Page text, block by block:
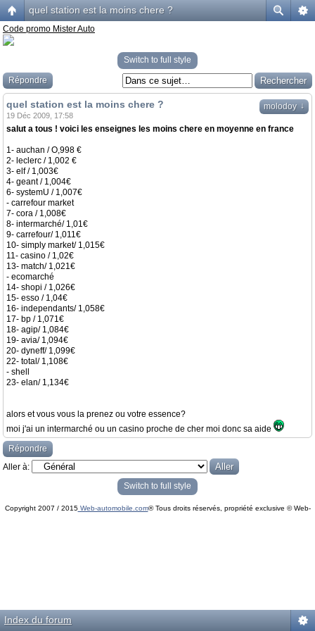
quel station est la moins chere ?
Code promo Mister Auto
Switch to full style
Répondre
molodoy ↓
quel station est la moins chere ?
19 Déc 2009, 17:58
salut a tous ! voici les enseignes les moins chere en moyenne en france
1- auchan / O,998 €
2- leclerc / 1,002 €
3- elf / 1,003€
4- geant / 1,004€
6- systemU / 1,007€
- carrefour market
7- cora / 1,008€
8- intermarché/ 1,01€
9- carrefour/ 1,011€
10- simply market/ 1,015€
11- casino / 1,02€
13- match/ 1,021€
- ecomarché
14- shopi / 1,026€
15- esso / 1,04€
16- independants/ 1,058€
17- bp / 1,071€
18- agip/ 1,084€
19- avia/ 1,094€
20- dyneff/ 1,099€
22- total/ 1,108€
- shell
23- elan/ 1,134€
alors et vous vous la prenez ou votre essence?
moi j'ai un intermarché ou un casino proche de cher moi donc sa aide
Répondre
Aller à:
Switch to full style
Copyright 2007 / 2015Web-automobile.com® Tous droits réservés, propriété exclusive © Web-
Index du forum